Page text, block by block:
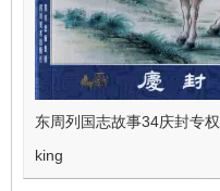
东周列国志故事34庆封专权
king